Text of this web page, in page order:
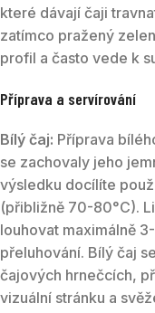
které dávají čaji
zatímco pražený
profil a často vede k
Příprava a servírování
Bílý čaj: Příprava
se zachovaly jeho
výsledku docílíte
(přibližně 70-80°C).
louhovat maximálně
přeluhování. Bílý čaj
čajových hrnečcích,
vizuální stránku a